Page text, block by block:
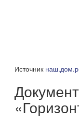
Источник